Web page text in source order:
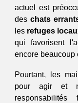
actuel est
des chats
les refuges
qui favorisent
encore beaucoup
Pourtant, les
pour agir et